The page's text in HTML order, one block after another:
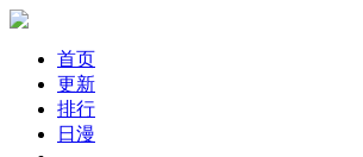
首页
更新
排行
日漫